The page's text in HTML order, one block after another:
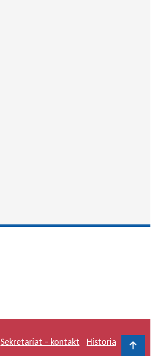
Sekretariat – kontakt
Historia
Do